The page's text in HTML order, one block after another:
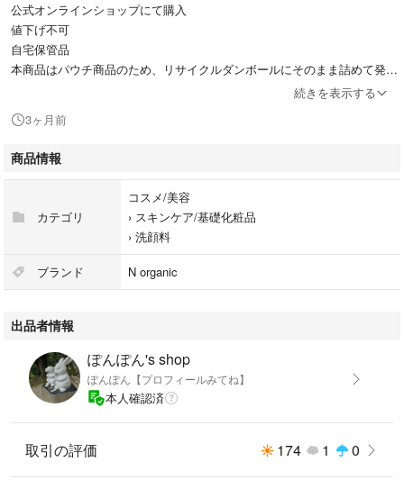
公式オンラインショップにて購入
値下げ不可
自宅保管品
本商品はパウチ商品のため、リサイクルダンボールにそのまま詰めて発送
※こちらの商品は『N organic Vie クリアホイップ フォーム本品(150mL 約
2ヶ月分)』専用のリフィルです。
N organic Vie クリアホイップフォーム リフィル （2回分） 300ｍL ブラン
ド：N organic
続きを表示する
3ヶ月前
商品情報
カテゴリ
コスメ/美容
› スキンケア/基礎化粧品
› 洗顔料
ブランド N organic
出品者情報
ぽんぽん's shop
ぽんぽん【プロフィールみてね】
本人確認済
取引の評価 174 1 0